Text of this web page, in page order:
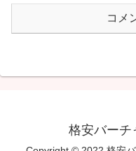
コメ
格安バーチ